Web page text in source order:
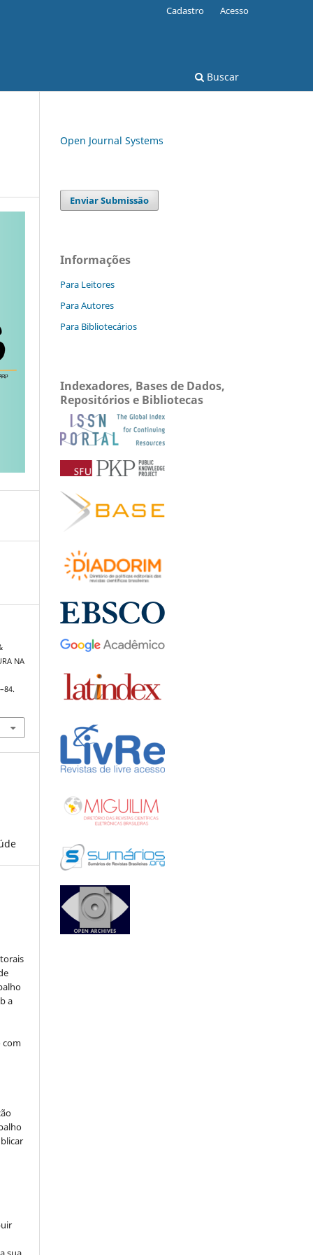
Buscar
Cadastro Acesso
NA
a
com
Open Journal Systems
Enviar Submissão
Informações
Para Leitores
Para Autores
Para Bibliotecários
Indexadores, Bases de Dados,
Repositórios e Bibliotecas